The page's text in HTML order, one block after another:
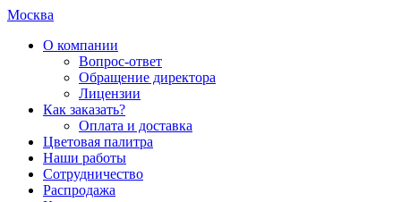
Москва
О компании
Вопрос-ответ
Обращение директора
Лицензии
Как заказать?
Оплата и доставка
Цветовая палитра
Наши работы
Сотрудничество
Распродажа